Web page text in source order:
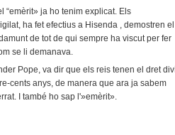
“emèrit» ja ho tenim explicat. Els
ha fet efectius a Hisenda , demostren el
de tot de qui sempre ha viscut per fer
se li demanava.
Pope, va dir que els reis tenen el dret
cents anys, de manera que ara ja sabem
I també ho sap l'»emèrit».